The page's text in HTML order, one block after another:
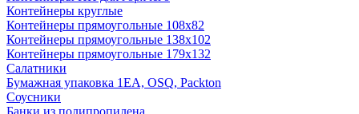
Контейнеры круглые
Контейнеры прямоугольные 108х82
Контейнеры прямоугольные 138х102
Контейнеры прямоугольные 179х132
Салатники
Бумажная упаковка 1ЕА, OSQ, Packton
Соусники
Банки из полипропилена